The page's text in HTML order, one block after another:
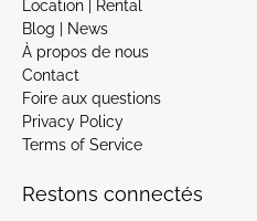
Location | Rental
Blog | News
À propos de nous
Contact
Foire aux questions
Privacy Policy
Terms of Service
Restons connectés